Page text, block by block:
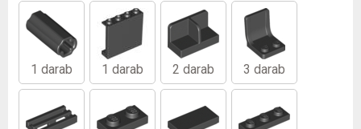
1 darab 1 darab 2 darab 3 darab